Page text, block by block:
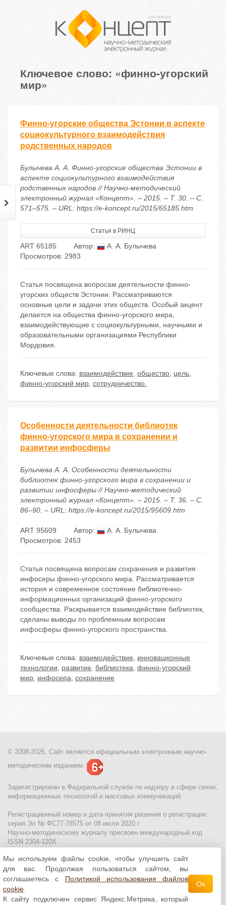
Ключевое слово: «финно-угорский
мир»
Финно-угорские общества Эстонии в аспекте
социокультурного взаимодействия
родственных народов
Булычева А. А. Финно-угорские общества Эстонии в
аспекте социокультурного взаимодействия
родственных народов // Научно-методический
электронный журнал «Концепт». – 2015. – Т. 30. – С.
571–575. – URL: https://e-koncept.ru/2015/65185.htm
Статья в РИНЦ
ART 65185 Автор:
А. А. Булычева
Просмотров: 2983
Статья посвящена вопросам деятельности финно-
угорских обществ Эстонии. Рассматриваются
основные цели и задачи этих обществ. Особый акцент
делается на общества финно-угорского мира,
взаимодействующие с социокультурными, научными и
образовательными организациями Республики
Мордовия.
Ключевые слова: взаимодействие, общество, цель,
финно-угорский мир, сотрудничество.
Особенности деятельности библиотек
финно-угорского мира в сохранении и
развитии инфосферы
Булычева А. А. Особенности деятельности
библиотек финно-угорского мира в сохранении и
развитии инфосферы // Научно-методический
электронный журнал «Концепт». – 2015. – Т. 36. – С.
86–90. – URL: https://e-koncept.ru/2015/95609.htm
ART 95609 Автор:
А. А. Булычева
Просмотров: 2453
Статья посвящена вопросам сохранения и развития
инфосеры финно-угорского мира. Рассматривается
история и современное состояние библиотечно-
информационных организаций финно-угорского
сообщества. Раскрывается взаимодействие библиотек,
сделаны выводы по проблемным вопросам
инфосферы финно-угорского пространства.
Ключевые слова: взаимодействие, инновационные
технологии, развитие, библиотека, финно-угорский
мир, инфосера, сохранение
© 2008-2026, Сайт является официальным электронным научно-
методическим изданием.
Зарегистрирован в Федеральной службе по надзору в сфере связи,
информационных технологий и массовых коммуникаций.
Регистрационный номер и дата принятия решения о регистрации:
серия Эл № ФС77-78575 от 08 июля 2020 г
Научно-методическому журналу присвоен международный код
ISSN 2304-120X
МЦИТО|Школьные олимпиады и онлайн конкурсы для детей
Политика использования файлов cookie| Политика обработки и
защиты персональных данных
Все материалы доступны полицензии Creative
Мы используем файлы cookie, чтобы улучшить сайт
для вас. Продолжая пользоваться сайтом, вы
соглашаетесь с Политикой использования файлов
cookie
К сайту подключен сервис Яндекс.Метрика, который
Ок